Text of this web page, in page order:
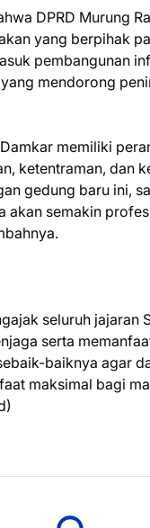
DPRD Murung
yang berpihak
pembangunan
mendorong
memiliki
ketentraman, dan
gedung baru ini,
akan semakin
seluruh jajaran
serta
baiknya agar
maksimal bagi